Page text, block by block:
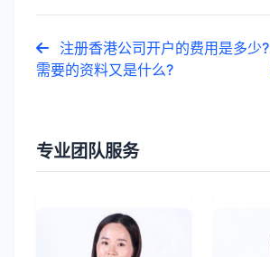
注册香港公司开户的费用是多少?
需要的资料又是什么?
专业团队服务